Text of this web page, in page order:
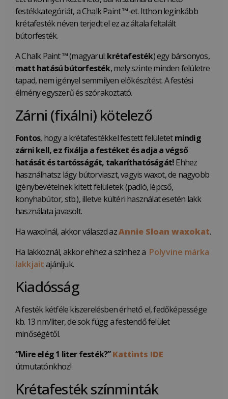
festékkategóriát, a Chalk Paint ™-et. Itthon leginkább
krétafesték néven terjedt el ez az általa feltalált
bútorfesték.
A Chalk Paint ™ (magyarul:krétafesték) egy bársonyos,
matt hatású bútorfesték, mely szinte minden felületre
tapad, nem igényel semmilyen előkészítést. A festési
élmény egyszerű és szórakoztató.
Zárni (fixálni) kötelező
Fontos, hogy a krétafestékkel festett felületetmindig
zárni kell, ez fixálja a festéket és adja a végső
hatását és tartósságát, takaríthatóságát!Ehhez
használhatsz lágy bútorviaszt, vagyis waxot, de nagyobb
igénybevételnek kitett felületek (padló, lépcső,
konyhabútor, stb.), illetve kültéri használat esetén lakk
használata javasolt.
Ha waxolnál, akkor válaszd azAnnie Sloan waxokat.
Ha lakkoznál, akkor ehhez a színhez a Polyvine márka
lakkjaitajánljuk.
Kiadósság
A festék kétféle kiszerelésben érhető el, fedőképessége
kb. 13 nm/liter, de sok függ a festendő felület
minőségétől.
“Mire elég 1 liter festék?” Kattints IDE
útmutatónkhoz!
Krétafesték színminták